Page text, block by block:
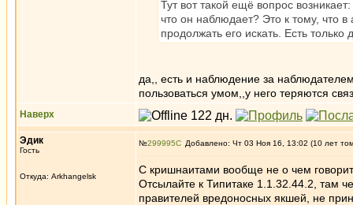
Тут вот такой ещё вопрос
что он наблюдает? Это к тому, что
продолжать его искать. Есть
да,, есть и наблюдение за
пользоваться умом,,у него теряются
Наверх
Эдик
Гость
Откуда: Arkhangelsk
№299995 Добавлено: Чт 03 Ноя 16, 13:02 (10 лет
С кришнаитами вообще не о чем
Отсылайте к Типитаке 1.1.32.44.2, там
правителей вредоносных якшей, не